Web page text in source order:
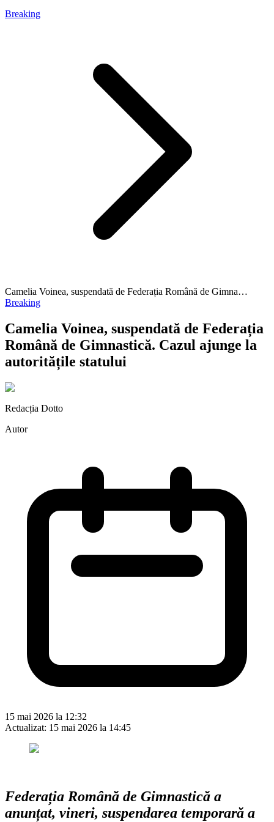
Breaking
Camelia Voinea, suspendată de Federația Română de Gimna…
Breaking
Camelia Voinea, suspendată de Federația
Română de Gimnastică. Cazul ajunge la
autoritățile statului
Redacția Dotto
Autor
15 mai 2026 la 12:32
Actualizat: 15 mai 2026 la 14:45
Federația Română de Gimnastică a
anunțat, vineri, suspendarea temporară a